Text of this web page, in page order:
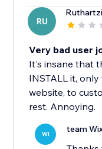
RU
Ruthartzi
Very bad user
It's insane that
INSTALL it,
website, to
rest. Annoying.
WI team